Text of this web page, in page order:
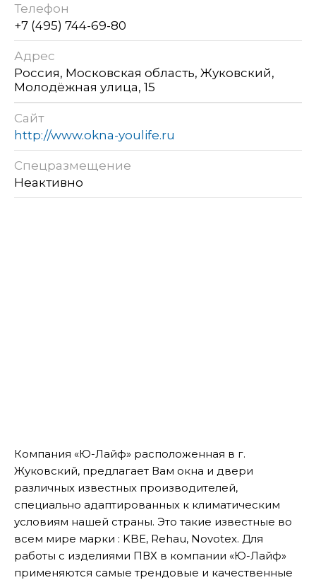
Телефон
+7 (495) 744-69-80
Адрес
Россия, Московская область, Жуковский,
Молодёжная улица, 15
Сайт
http://www.okna-youlife.ru
Спецразмещение
Неактивно
Компания «Ю-Лайф» расположенная в г.
Жуковский, предлагает Вам окна и двери
различных известных производителей,
специально адаптированных к климатическим
условиям нашей страны. Это такие известные во
всем мире марки : KBE, Rehau, Novotex. Для
работы с изделиями ПВХ в компании «Ю-Лайф»
применяются самые трендовые и качественные